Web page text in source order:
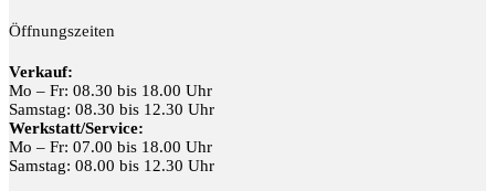
Öffnungszeiten
Verkauf:
Mo – Fr: 08.30 bis 18.00 Uhr
Samstag: 08.30 bis 12.30 Uhr
Werkstatt/Service:
Mo – Fr: 07.00 bis 18.00 Uhr
Samstag: 08.00 bis 12.30 Uhr